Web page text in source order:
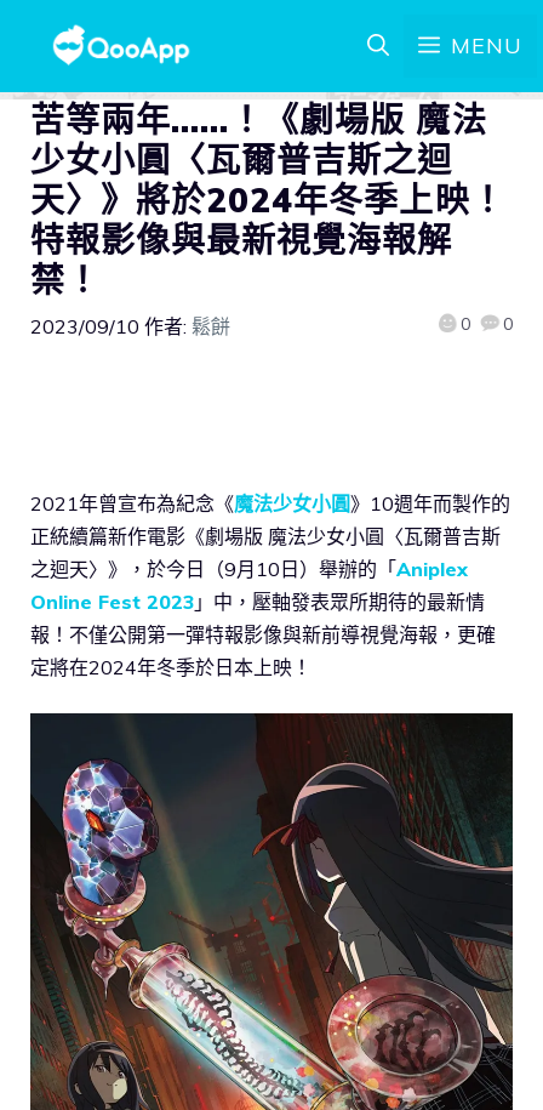
MENU
苦等兩年……！《劇場版 魔法
少女小圓〈瓦爾普吉斯之迴
天〉》將於2024年冬季上映！
特報影像與最新視覺海報解
禁！
2023/09/10 作者: 鬆餅 0 0
2021年曾宣布為紀念《魔法少女小圓》10週年而製作的
正統續篇新作電影《劇場版 魔法少女小圓〈瓦爾普吉斯
之迴天〉》，於今日（9月10日）舉辦的「Aniplex
Online Fest 2023 」中，壓軸發表眾所期待的最新情
報！不僅公開第一彈特報影像與新前導視覺海報，更確
定將在2024年冬季於日本上映！